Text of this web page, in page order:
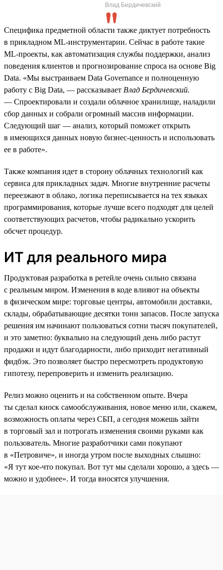
Влад Бердичевский
Специфика предметной области также диктует потребность
в прикладном ML‑инструментарии. Сейчас в работе такие
ML‑проекты, как автоматизация службы поддержки, анализ
поведения клиентов и прогнозирование спроса на основе Big
Data. «Мы выстраиваем Data Governance и полноценную
работу с Big Data, — рассказывает Влад Бердичевский.
— Спроектировали и создали облачное хранилище, наладили
сбор данных и собрали огромный массив информации.
Следующий шаг — анализ, который поможет открыть
в имеющихся данных новую бизнес-ценность и использовать
ее в работе».
Также компания идет в сторону облачных технологий как
сервиса для прикладных задач. Многие внутренние расчеты
переезжают в облако, логика переписывается на тех языках
программирования, которые лучше всего подходят для целей
соответствующих расчетов, чтобы радикально ускорить
обсчет процедур.
ИТ для реального мира
Продуктовая разработка в ретейле очень сильно связана
с реальным миром. Изменения в коде влияют на объекты
в физическом мире: торговые центры, автомобили доставки,
склады, обрабатывающие десятки тонн запасов. После запуска
решения им начинают пользоваться сотни тысяч покупателей,
и это заметно: буквально на следующий день либо растут
продажи и идут благодарности, либо приходит негативный
фидбэк. Это позволяет быстро пересмотреть продуктовую
гипотезу, перепроверить и изменить реализацию.
Релиз можно оценить и на собственном опыте. Вчера
ты сделал киоск самообслуживания, новое меню или, скажем,
возможность оплаты через СБП, а сегодня можешь зайти
в торговый зал и потрогать изменения своими руками как
пользователь. Многие разработчики сами покупают
в «Петровиче», и иногда утром после выходных слышно:
«Я тут кое-что покупал. Вот тут мы сделали хорошо, а здесь —
можно и удобнее». И тогда вносятся улучшения.